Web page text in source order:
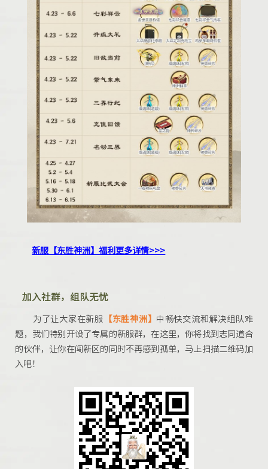
新服【东胜神洲】福利更多详情>>>
加入社群，组队无忧
为了让大家在新服 【东胜神洲】 中畅快交流和解决组队难
题，我们特别开设了专属的新服群，在这里，你将找到志同道合
的伙伴，让你在闯新区的同时不再感到孤单，马上扫描二维码加
入吧！